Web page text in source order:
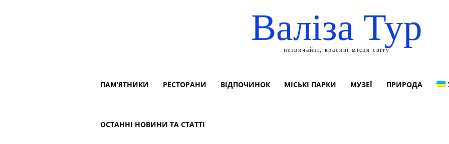
Валіза Тур
незвичайні, красиві місця світу
ПАМ’ЯТНИКИ РЕСТОРАНИ ВІДПОЧИНОК МІСЬКІ ПАРКИ МУЗЕЇ ПРИРОДА
ОСТАННІ НОВИНИ ТА СТАТТІ